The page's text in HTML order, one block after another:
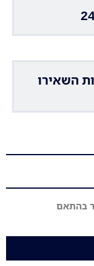
השאירו
בהתאם